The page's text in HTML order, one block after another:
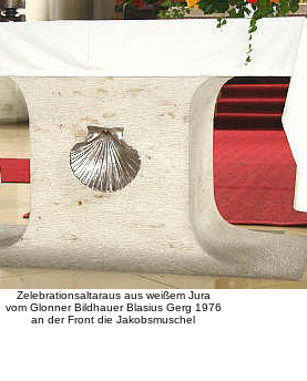
Zelebrationsaltaraus aus weißem Jura
vom Glonner Bildhauer Blasius Gerg 1976
an der Front die Jakobsmuschel